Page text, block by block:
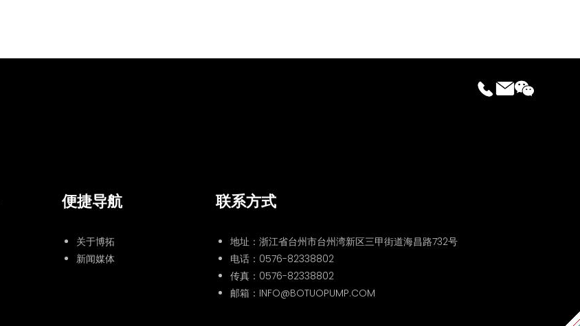
便捷导航
关于博拓
新闻媒体
联系方式
地址：浙江省台州市台州湾新区三甲街道海昌路732号
电话： 0576-82338802
传真：0576-82338802
邮箱：INFO@BOTUOPUMP.COM